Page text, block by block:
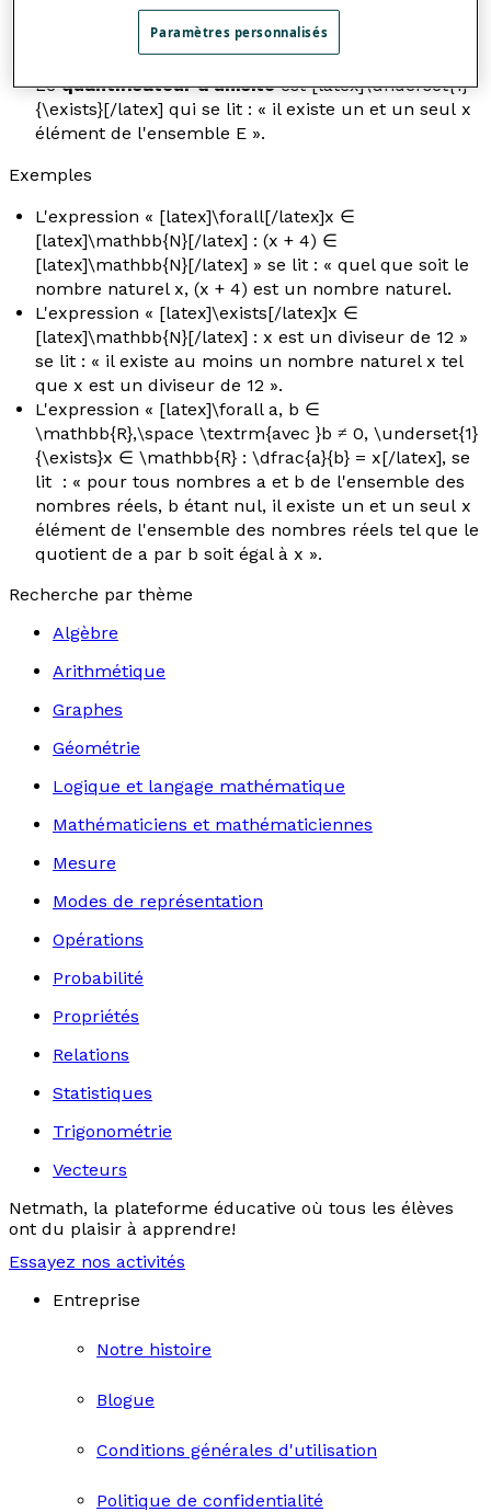
quantificateur existentielest «
[latex]\exists[/latex]x∈ E » qui se lit : « il existe au
élément de l'ensemble E ».
Lequantificateur d'unicitéest [latex]\underset{1}
{\exists}[/latex] qui se lit : « il existe un et un seul x
élément de l'ensemble E ».
Exemples
L'expression « [latex]\forall[/latex]x ∈
[latex]\mathbb{N}[/latex] : (x + 4) ∈
[latex]\mathbb{N}[/latex] » se lit : « quel que soit le
nombre naturel x, (x + 4) est un nombre naturel.
L'expression « [latex]\exists[/latex]x ∈
[latex]\mathbb{N}[/latex] : x est un diviseur de 12 »
se lit : « il existe au moins un nombre naturel x tel
que x est un diviseur de 12 ».
L'expression « [latex]\forall a, b ∈
\mathbb{R},\space \textrm{avec }b ≠ 0, \underset{1}
{\exists}x ∈ \mathbb{R} : \dfrac{a}{b} = x[/latex], se
lit : « pour tous nombres a et b de l'ensemble des
nombres réels, b étant nul, il existe un et un seul x
élément de l'ensemble des nombres réels tel que le
quotient de a par b soit égal à x ».
Recherche par thème
Algèbre
Arithmétique
Graphes
Géométrie
Logique et langage mathématique
Mathématiciens et mathématiciennes
Mesure
Modes de représentation
Opérations
Probabilité
Propriétés
Relations
Statistiques
Trigonométrie
Vecteurs
Netmath, la plateforme éducative où tous les élèves
ont du plaisir à apprendre!
Essayez nos activités
Entreprise
Notre histoire
Blogue
Conditions générales d'utilisation
Politique de confidentialité
Paramètres personnalisés